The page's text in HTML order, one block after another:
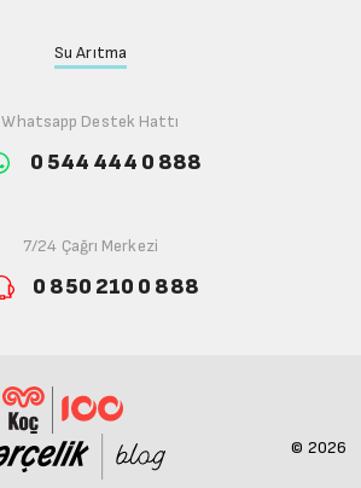
Su Arıtma
Whatsapp Destek Hattı
0 544 444 0 888
7/24 Çağrı Merkezi
0 850 210 0 888
© 2026